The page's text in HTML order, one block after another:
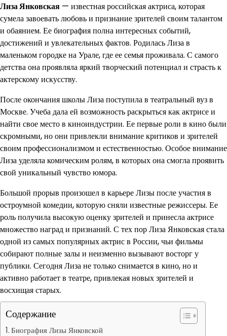
Лиза Янковская — известная российская актриса, которая
сумела завоевать любовь и признание зрителей своим талантом
и обаянием. Ее биография полна интересных событий,
достижений и увлекательных фактов. Родилась Лиза в
маленьком городке на Урале, где ее семья проживала. С самого
детства она проявляла яркий творческий потенциал и страсть к
актерскому искусству.
После окончания школы Лиза поступила в театральный вуз в
Москве. Учеба дала ей возможность раскрыться как актрисе и
найти свое место в киноиндустрии. Ее первые роли в кино были
скромными, но они привлекли внимание критиков и зрителей
своим профессионализмом и естественностью. Особое внимание
Лиза уделяла комическим ролям, в которых она смогла проявить
свой уникальный чувство юмора.
Большой прорыв произошел в карьере Лизы после участия в
остроумной комедии, которую сняли известные режиссеры. Ее
роль получила высокую оценку зрителей и принесла актрисе
множество наград и признаний. С тех пор Лиза Янковская стала
одной из самых популярных актрис в России, чьи фильмы
собирают полные залы и неизменно вызывают восторг у
публики. Сегодня Лиза не только снимается в кино, но и
активно работает в театре, привлекая новых зрителей и
восхищая старых.
Содержание
Биография Лизы Янковской